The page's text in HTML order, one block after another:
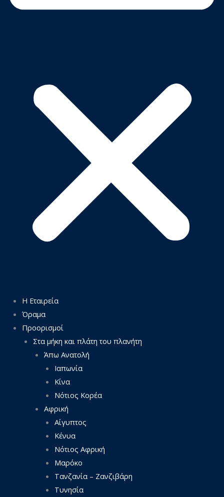
Η Εταιρεία
Όραμα
Προορισμοί
Στα μήκη και πλάτη του πλανήτη
Άπω Ανατολή
Ιαπωνία
Κίνα
Νότιος Κορέα
Αφρική
Αίγυπτος
Κένυα
Νότιος Αφρική
Μαρόκο
Τανζανία – Ζανζιβάρη
Τυνησία